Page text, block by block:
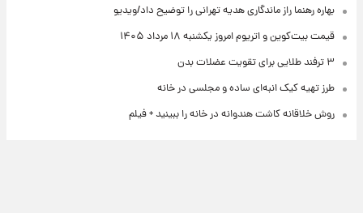
بهاره رهنما راز ماندگاری هدیه تهرانی را توضیح داد/ویدیو
قیمت بیت‌کوین و اتریوم امروز یکشنبه ۱۸ مرداد ۱۴۰۵
۳ ترفند طلایی برای تقویت عضلات بدن
طرز تهیه کیک انبه‌ای ساده و مجلسی در خانه
روش خلاقانه کاشت هندوانه در خانه را ببینید + فیلم